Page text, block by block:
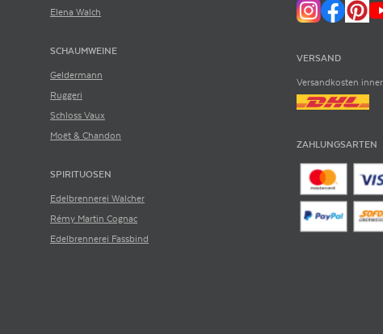
Elena Walch
SCHAUMWEINE
Geldermann
Ruggeri
Schloss Vaux
Moët & Chandon
SPIRITUOSEN
Edelbrennerei Walcher
Rémy Martin Cognac
Edelbrennerei Fassbind
VERSAND
Versandkosten
ZAHLUNGSARTEN